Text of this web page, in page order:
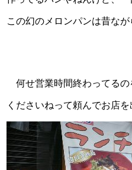
この幻のメロンパンは昔な
何せ営業時間終わってるの
くださいねって頼んでお店を